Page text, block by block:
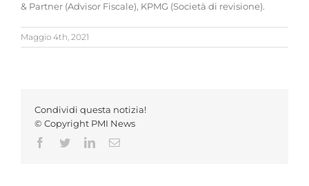
& Partner (Advisor Fiscale), KPMG (Società di revisione).
Maggio 4th, 2021
Condividi questa notizia!
© Copyright PMI News
Facebook
TwitterLinkedInEmail